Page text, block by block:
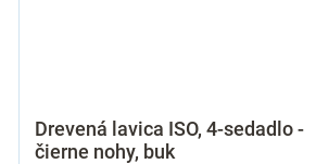
Drevená lavica ISO, 4-sedadlo -
čierne nohy, buk